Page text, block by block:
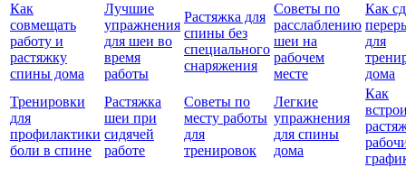
Как
совмещать
работу и
растяжку
спины дома
Лучшие
упражнения
для шеи во
время
работы
Растяжка для
спины без
специального
снаряжения
Советы по
расслаблению
шеи на
рабочем
месте
Как
для
дома
Тренировки
для
профилактики
боли в спине
Растяжка
шеи при
сидячей
работе
Советы по
месту работы
для
тренировок
Легкие
упражнения
для спины
дома
Как